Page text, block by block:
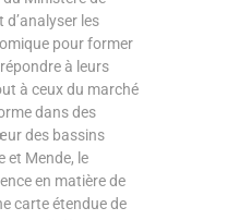
d’analyser les
pour former
à leurs
à ceux du marché
dans des
des bassins
et Mende, le
en matière de
carte étendue de